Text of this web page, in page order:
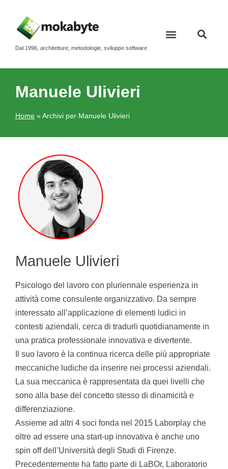
Dal 1996, architetture, metodologie, sviluppo software
Manuele Ulivieri
Home » Archivi per Manuele Ulivieri
Manuele Ulivieri
Psicologo del lavoro con pluriennale esperienza in
attività come consulente organizzativo. Da sempre
interessato all’applicazione di elementi ludici in
contesti aziendali, cerca di tradurli quotidianamente in
una pratica professionale innovativa e divertente.
Il suo lavoro è la continua ricerca delle più appropriate
meccaniche ludiche da inserire nei processi aziendali.
La sua meccanica è rappresentata da quei livelli che
sono alla base del concetto stesso di dinamicità e
differenziazione.
Assieme ad altri 4 soci fonda nel 2015 Laborplay che
oltre ad essere una start-up innovativa è anche uno
spin off dell’Università degli Studi di Firenze.
Precedentemente ha fatto parte di LaBOr, Laboratorio